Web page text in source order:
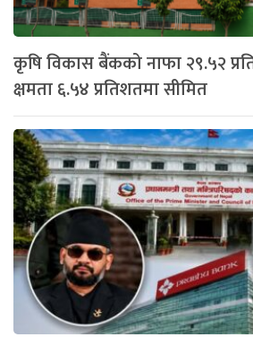
कृषि विकास बैंकको नाफा २९.५२
क्षमता ६.५४ प्रतिशतमा सीमित